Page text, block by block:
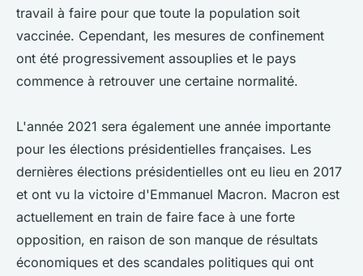
travail à faire pour que toute la population soit
vaccinée. Cependant, les mesures de confinement
ont été progressivement assouplies et le pays
commence à retrouver une certaine normalité.
L'année 2021 sera également une année importante
pour les élections présidentielles françaises. Les
dernières élections présidentielles ont eu lieu en 2017
et ont vu la victoire d'Emmanuel Macron. Macron est
actuellement en train de faire face à une forte
opposition, en raison de son manque de résultats
économiques et des scandales politiques qui ont